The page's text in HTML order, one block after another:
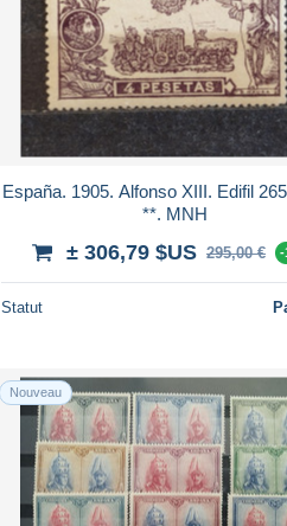
España. 1905. Alfonso XIII. Edifil
**. MNH
± 306,79 $US 295,00 € -
Statut
Nouveau